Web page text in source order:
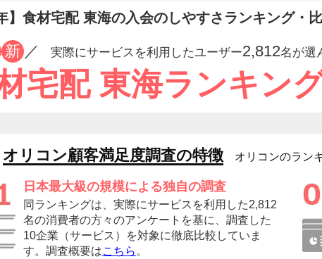
】食材宅配 東海の入会のしやすさランキング・
新 ／ 実際にサービスを利用したユーザー2,812名が選
宅配 東海ランキン
オリコン顧客満足度調査の特徴 オリコンのラン
日本最大級の規模による独自の調査
同ランキングは、実際にサービスを利用した2,812
名の消費者の方々のアンケートを基に、調査した
10企業（サービス）を対象に徹底比較していま
す。調査概要はこちら 。